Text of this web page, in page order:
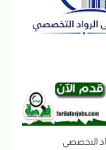
التخصصي